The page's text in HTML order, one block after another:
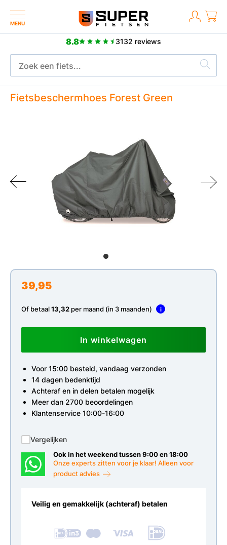
MENU
8.8 3132 reviews
2 jaar fabrieksgarantie
Fietsbeschermhoes Forest Green
39,95
Of betaal13,32 per maand (in 3 maanden) i
In winkelwagen
Voor 15:00 besteld, vandaag verzonden
14 dagen bedenktijd
Achteraf en in delen betalen mogelijk
Meer dan 2700 beoordelingen
Klantenservice 10:00-16:00
Vergelijken
Ook in het weekend tussen 9:00 en 18:00
Onze experts zitten voor je klaar! Alleen voor
product advies
Veilig en gemakkelijk (achteraf) betalen